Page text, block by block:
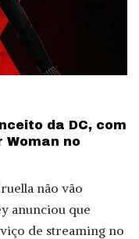
da DC, com
Woman no
não vão
anunciou que
de streaming no